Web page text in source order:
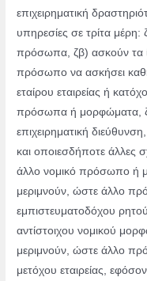
επιχειρηματική
υπηρεσίες σε τρίτα μέρη:
πρόσωπα, ζβ) ασκούν τα
πρόσωπο να ασκήσει
εταίρου εταιρείας ή
πρόσωπα ή μορφώματα,
επιχειρηματική
και οποιεσδήποτε άλλες
άλλο νομικό πρόσωπο ή
μεριμνούν, ώστε άλλο
εμπιστευματοδόχου
αντίστοιχου νομικού
μεριμνούν, ώστε άλλο
μετόχου εταιρείας,